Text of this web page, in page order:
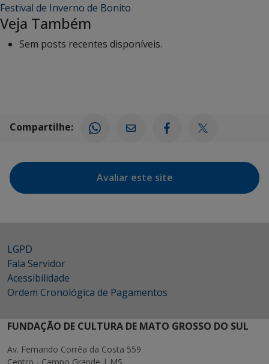
Festival de Inverno de Bonito
Veja Também
Sem posts recentes disponíveis.
Compartilhe:
Avaliar este site
LGPD
Fala Servidor
Acessibilidade
Ordem Cronológica de Pagamentos
FUNDAÇÃO DE CULTURA DE MATO GROSSO DO SUL
Av. Fernando Corrêa da Costa 559
Centro - Campo Grande | MS